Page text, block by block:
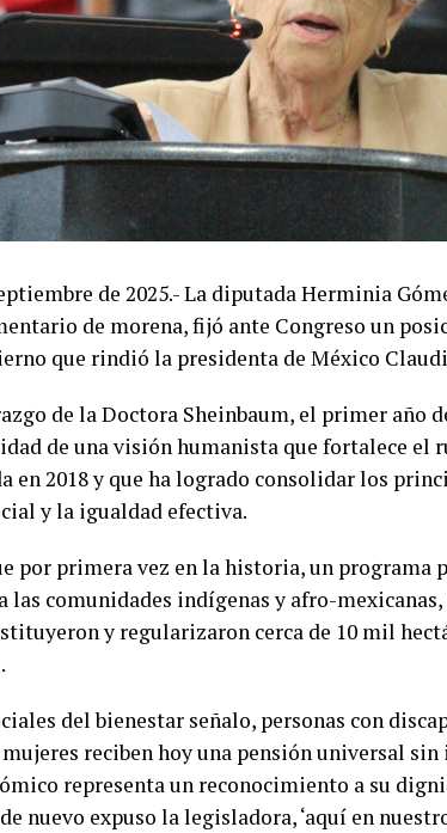
de 2025.- La diputada Herminia
de morena, fijó ante Congreso un
que rindió la presidenta de México
de la Doctora Sheinbaum, el primer año
de una visión humanista que fortalece el
en 2018 y que ha logrado consolidar los
y la igualdad efectiva.
por primera vez en la historia, un programa
las comunidades indígenas y afro-
y regularizaron cerca de 10 mil
del bienestar señalo, personas con
reciben hoy una pensión universal
representa un reconocimiento a su
nuevo expuso la legisladora, ‘aquí en